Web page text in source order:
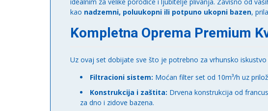
kao nadzemni, poluukopni ili potpuno ukopni bazen,
Kompletna Oprema Premium
Uz ovaj set dobijate sve što je potrebno za vrhunsko
Filtracioni sistem: Moćan filter set od 10m³/h uz
Konstrukcija i zaštita: Drvena konstrukcija od
za dno i zidove bazena.